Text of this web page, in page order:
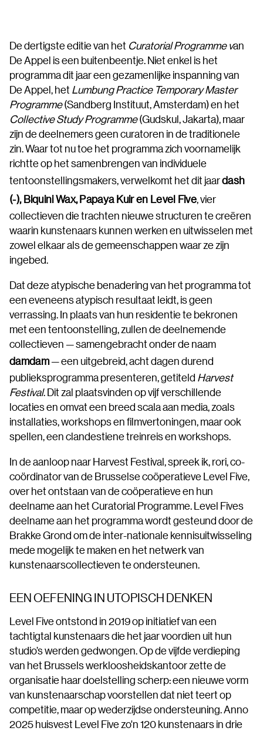
De dertigste editie van het Curatorial Programme van
De Appel is een buitenbeentje. Niet enkel is het
programma dit jaar een gezamenlijke inspanning van
De Appel, het Lumbung Practice Temporary Master
Programme(Sandberg Instituut, Amsterdam) en het
Collective Study Programme(Gudskul, Jakarta), maar
zijn de deelnemers geen curatoren in de traditionele
zin. Waar tot nu toe het programma zich voornamelijk
richtte op het samenbrengen van individuele
tentoonstellingsmakers, verwelkomt het dit jaardash
(-), Biquini Wax, Papaya Kuir en Level Five, vier
collectieven die trachten nieuwe structuren te creëren
waarin kunstenaars kunnen werken en uitwisselen met
zowel elkaar als de gemeenschappen waar ze zijn
ingebed.
Dat deze atypische benadering van het programma tot
een eveneens atypisch resultaat leidt, is geen
verrassing. In plaats van hun residentie te bekronen
met een tentoonstelling, zullen de deelnemende
collectieven — samengebracht onder de naam
damdam— een ​​uitgebreid, acht dagen durend
publieksprogramma presenteren, getiteld Harvest
Festival. Dit zal plaatsvinden op vijf verschillende
locaties en omvat een breed scala aan media, zoals
installaties, workshops en filmvertoningen, maar ook
spellen, een clandestiene treinreis en workshops.
In de aanloop naar Harvest Festival, spreek ik, rori, co-
coördinator van de Brusselse coöperatieve Level Five,
over het ontstaan van de coöperatieve en hun
deelname aan het Curatorial Programme. Level Fives
deelname aan het programma wordt gesteund door de
Brakke Grond om de inter-nationale kennisuitwisseling
mede mogelijk te maken en het netwerk van
kunstenaarscollectieven te ondersteunen.
EEN OEFENING IN UTOPISCH DENKEN
Level Five ontstond in 2019 op initiatief van een
tachtigtal kunstenaars die het jaar voordien uit hun
studio’s werden gedwongen. Op de vijfde verdieping
van het Brussels werkloosheidskantoor zette de
organisatie haar doelstelling scherp: een nieuwe vorm
van kunstenaarschap voorstellen dat niet teert op
competitie, maar op wederzijdse ondersteuning. Anno
2025 huisvest Level Five zo'n 120 kunstenaars in drie